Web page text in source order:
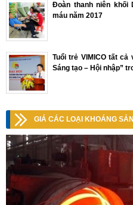
Đoàn thanh niên khối
máu năm 2017
Tuổi trẻ VIMICO tất
Sáng tạo – Hội nhập”
GIÁ CÁC LOẠI KHOÁNG SẢN